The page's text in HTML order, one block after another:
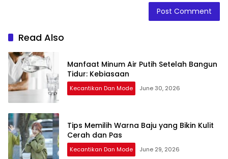
Read Also
Manfaat Minum Air Putih Setelah Bangun
Tidur: Kebiasaan
Kecantikan Dan Mode June 30, 2026
Tips Memilih Warna Baju yang Bikin Kulit
Cerah dan Pas
Kecantikan Dan Mode June 29, 2026